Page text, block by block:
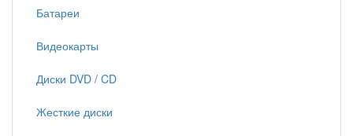
Батареи
Видеокарты
Диски DVD / CD
Жесткие диски